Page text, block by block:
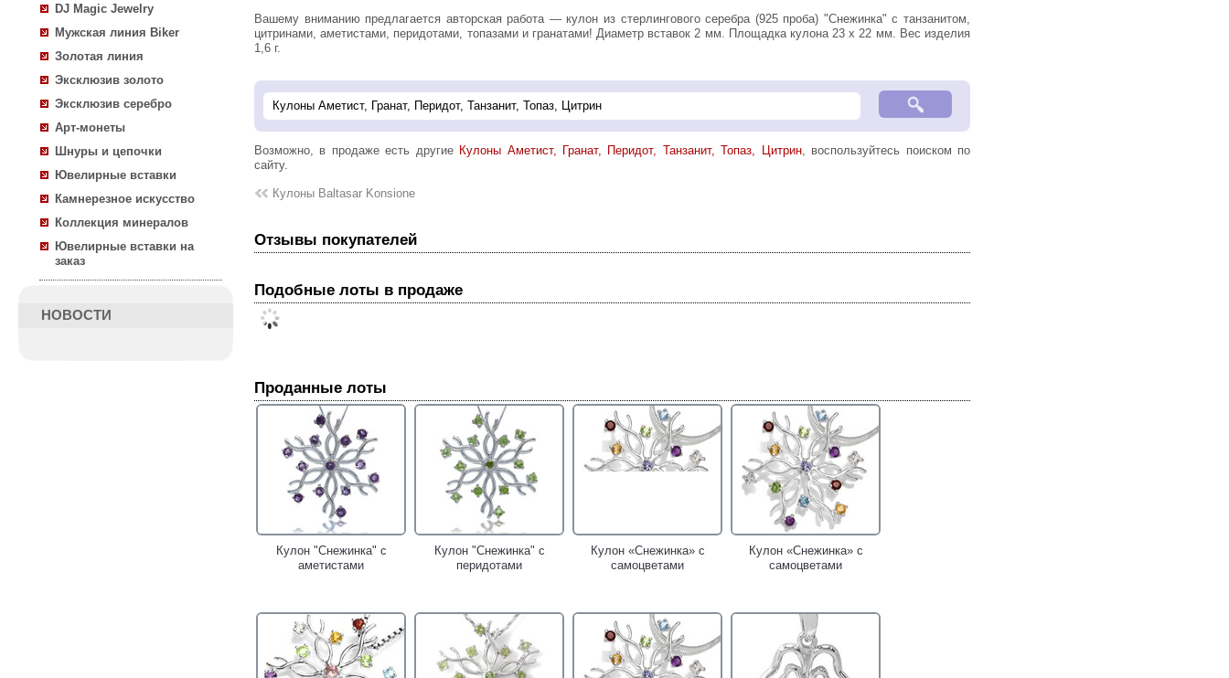
DJ Magic Jewelry
Мужская линия Biker
Золотая линия
Эксклюзив золото
Эксклюзив серебро
Арт-монеты
Шнуры и цепочки
Ювелирные вставки
Камнерезное искусство
Коллекция минералов
Ювелирные вставки на
заказ
НОВОСТИ
Вашему вниманию предлагается авторская работа — кулон из стерлингового серебра (925 проба) "Снежинка" с танзанитом,
цитринами, аметистами, перидотами, топазами и гранатами! Диаметр вставок 2 мм. Площадка кулона 23 х 22 мм. Вес изделия
1,6 г.
Возможно, в продаже есть другие Кулоны Аметист, Гранат, Перидот, Танзанит, Топаз, Цитрин, воспользуйтесь поиском по
сайту.
Кулоны Baltasar Konsione
Отзывы покупателей
Подобные лоты в продаже
Проданные лоты
Кулон "Снежинка" с
аметистами
Кулон "Снежинка" с
перидотами
Кулон «Снежинка» с
самоцветами
Кулон «Снежинка» с
самоцветами